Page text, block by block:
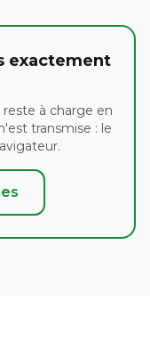
exactement
à charge en
transmise : le